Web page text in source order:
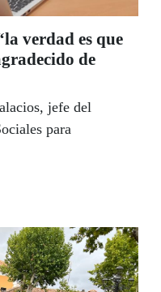
verdad es que
de
jefe del
para